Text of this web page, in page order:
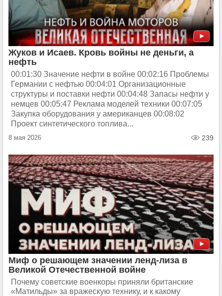
Жуков и Исаев. Кровь войны не деньги, а
нефть
00:01:30 Значение нефти в войне 00:02:16 Проблемы
Германии с нефтью 00:04:01 Организационные
структуры и поставки нефти 00:04:48 Запасы нефти у
немцев 00:05:47 Реклама моделей техники 00:07:05
Закупка оборудования у американцев 00:08:02
Проект синтетического топлива...
8 мая 2026 239
Миф о решающем значении ленд-лиза в
Великой Отечественной войне
Почему советские военкоры приняли британские
«Матильды» за вражескую технику, и к какому